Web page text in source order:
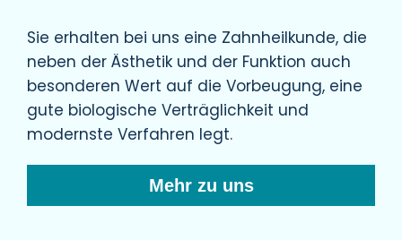
Sie erhalten bei uns eine Zahnheilkunde, die
neben der Ästhetik und der Funktion auch
besonderen Wert auf die Vorbeugung, eine
gute biologische Verträglichkeit und
modernste Verfahren legt.
Mehr zu uns